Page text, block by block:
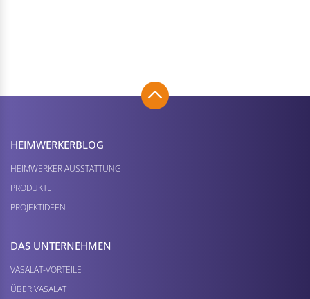
HEIMWERKER­BLOG
HEIMWERKER AUSSTATTUNG
PRODUKTE
PROJEKTIDEEN
DAS UNTERNEHMEN
VASALAT-VORTEILE
ÜBER VASALAT